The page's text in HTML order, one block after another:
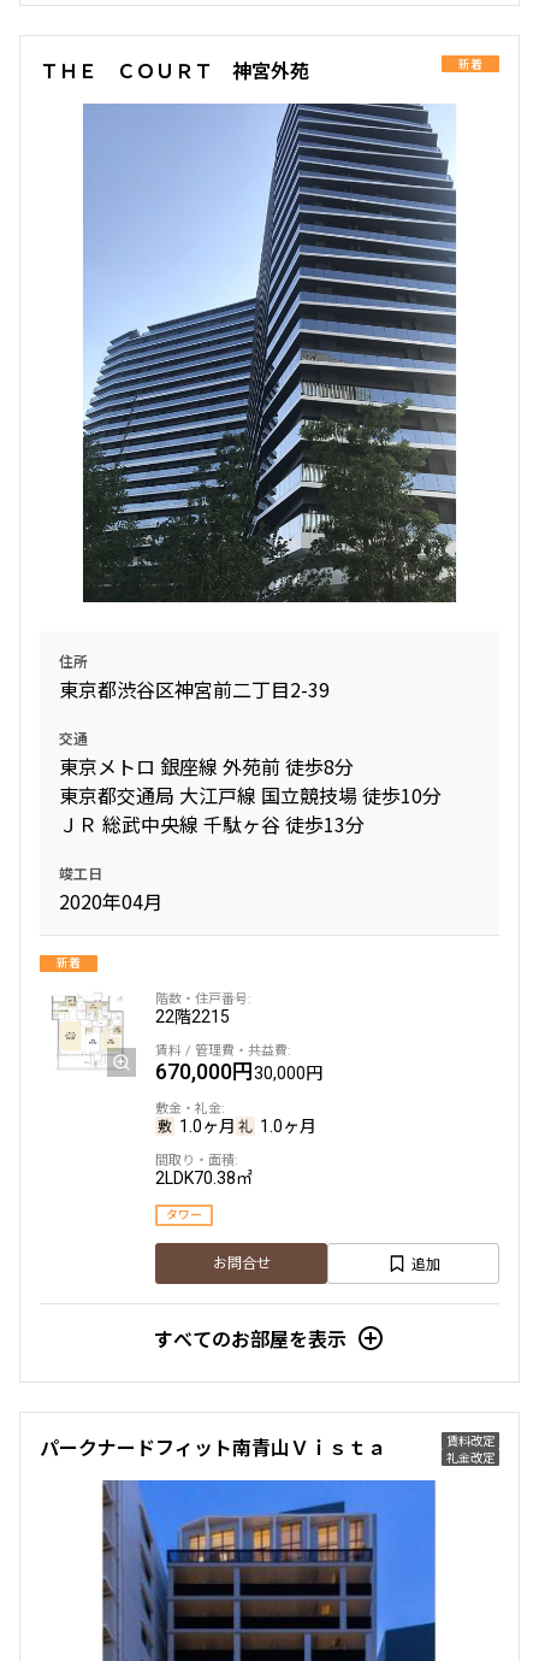
2.0ヶ月 無
63.07㎡
専任物件 駅近 ペット可 タワー
お問合せ 追加
申込有
8階８０１
550,000円0円
2.0ヶ月 無
1BEDROOM63.07㎡
三井の賃貸 専任物件 駅近 ペット可 タワー
お問合せ 追加
10階１００６
2.0ヶ月 無
お問合せ 追加
10階 １００８
580,000円
2.0ヶ月
1BEDROOM
お問合せ 追加
11階１１０８
580,000円
2.0ヶ月 無
1BEDROOM64.24㎡
駅近 ペット可
お問合せ
新着
ＴＨＥ ＣＯＵＲＴ 神宮外苑
住所
東京都渋谷区神宮前二丁目2-39
交通
東京メトロ 銀座線 外苑前 徒歩8分
東京都交通局 大江戸線 国立競技場 徒歩10分
ＪＲ 総武中央線 千駄ヶ谷 徒歩13分
竣工日
2020年04月
新着
22階2215
670,000円30,000円
1.0ヶ月 1.0ヶ月
2LDK70.38㎡
タワー
お問合せ 追加
すべてのお部屋を表示
賃料改定
礼金改定
パークナードフィット南青山Ｖｉｓｔａ